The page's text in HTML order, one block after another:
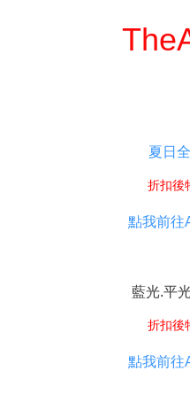
夏日
折扣後
點我前往
藍光.平
折扣後
點我前往